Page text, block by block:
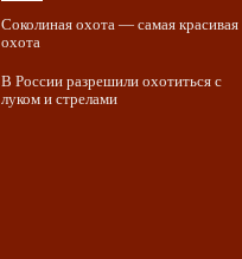
Соколиная охота — самая красивая
охота
В России разрешили охотиться с
луком и стрелами